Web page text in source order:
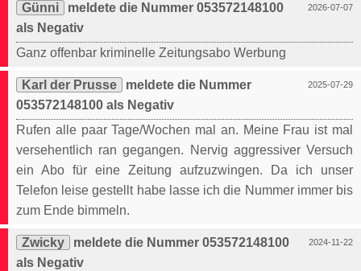
2026-07-07
Günni
meldete die Nummer 053572148100
als Negativ
Ganz offenbar kriminelle Zeitungsabo Werbung
2025-07-29
Karl der Prusse
meldete die Nummer
053572148100 als Negativ
Rufen alle paar Tage/Wochen mal an. Meine Frau ist mal
versehentlich ran gegangen. Nervig aggressiver Versuch
ein Abo für eine Zeitung aufzuzwingen. Da ich unser
Telefon leise gestellt habe lasse ich die Nummer immer bis
zum Ende bimmeln.
2024-11-22
Zwicky
meldete die Nummer 053572148100
als Negativ